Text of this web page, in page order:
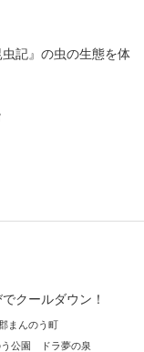
虫記』の虫の生態を体
クールダウン！
まんのう町
う公園 ドラ夢の泉